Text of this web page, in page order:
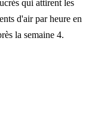
qui attirent les
d'air par heure en
la semaine 4.